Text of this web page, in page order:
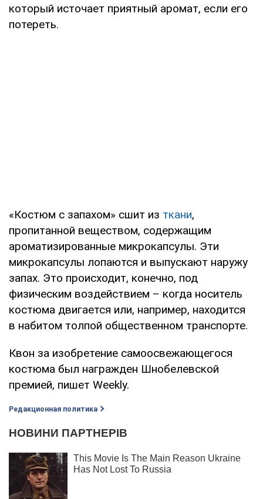
который источает приятный аромат, если его
потереть.
«Костюм с запахом» сшит из ткани,
пропитанной веществом, содержащим
ароматизированные микрокапсулы. Эти
микрокапсулы лопаются и выпускают наружу
запах. Это происходит, конечно, под
физическим воздействием – когда носитель
костюма двигается или, например, находится
в набитом толпой общественном транспорте.
Квон за изобретение самоосвежающегося
костюма был награжден Шнобелевской
премией, пишет Weekly.
Редакционная политика